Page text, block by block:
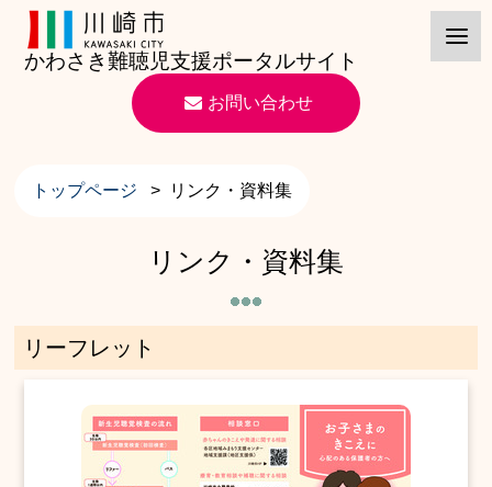
かわさき難聴児支援ポータルサイト
お問い合わせ
トップページ > リンク・資料集
リンク・資料集
リーフレット